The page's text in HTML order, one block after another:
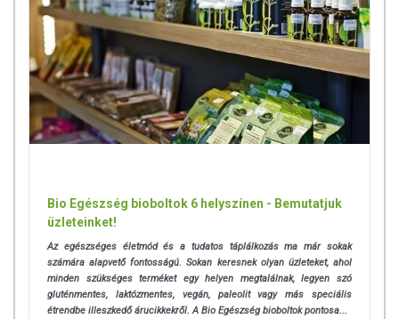
kiegészítését szolgálják, és koncentrált formában tartalmaznak
tápanyagokat. Bár az étrend-kiegészítők kedvező élettani
hatással rendelkezhetnek, amely egyénenként eltérő lehet, jelölésük,
megjelenítésük, és reklámozásuk során nem engedélyezett a
készítményeknek betegséget megelőző vagy gyógyító
hatást tulajdonítani.
Bio Egészség bioboltok 6 helyszínen - Bemutatjuk
üzleteinket!
Az egészséges életmód és a tudatos táplálkozás ma már sokak
számára alapvető fontosságú. Sokan keresnek olyan üzleteket, ahol
minden szükséges terméket egy helyen megtalálnak, legyen szó
gluténmentes, laktózmentes, vegán, paleolit vagy más speciális
étrendbe illeszkedő árucikkekről. A Bio Egészség bioboltok pontosa...